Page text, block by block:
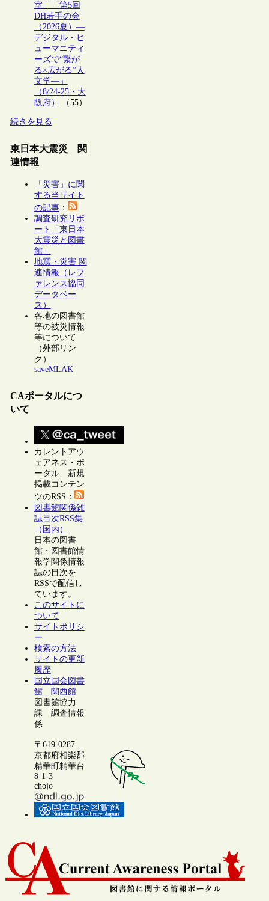
室、「第5回
DH若手の会
（2026夏）―
デジタル・ヒ
ューマニティ
ーズで“繋が
る×広がる”人
文学―」
（8/24-25・大
阪府）
（55）
続きを見る
東日本大震災 関
連情報
「災害」に関
する当サイト
の記事：
調査研究リポ
ート「東日本
大震災と図書
館」
地震・災害 関
連情報（レフ
ァレンス協同
データベー
ス）
各地の図書館
等の被災情報
等について
（外部リン
ク）
saveMLAK
CAポータルにつ
いて
カレントアウ
ェアネス・ポ
ータル 新規
掲載コンテン
ツのRSS：
図書館関係雑
誌目次RSS集
（国内）
日本の図書
館・図書館情
報学関係情報
誌の目次を
RSSで配信し
ています。
このサイトに
ついて
サイトポリシ
ー
検索の方法
サイトの更新
履歴
国立国会図書
館 関西館
図書館協力
課 調査情報
係
〒619-0287
京都府相楽郡
精華町精華台
8-1-3
chojo